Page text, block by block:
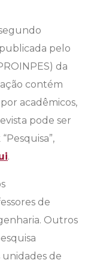
pelo
da
contém
acadêmicos,
pode ser
.
de
Outros
unidades de